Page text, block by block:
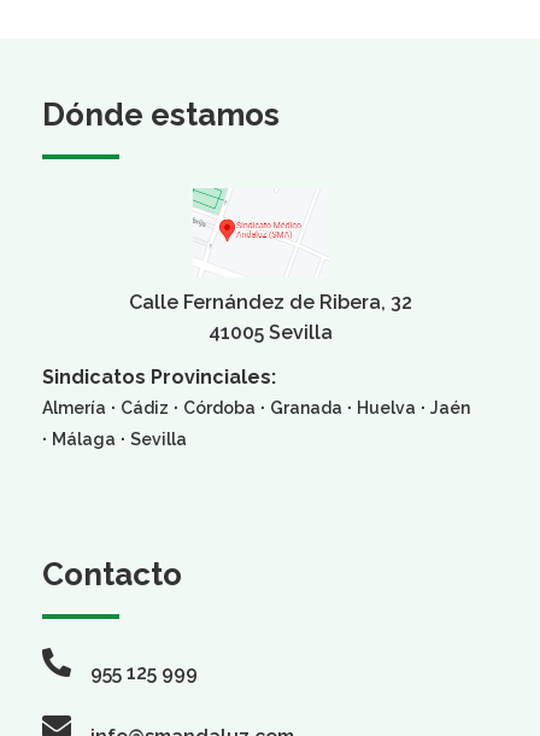
Dónde estamos
Calle Fernández de Ribera, 32
41005 Sevilla
Sindicatos Provinciales:
Almería · Cádiz · Córdoba · Granada · Huelva · Jaén
· Málaga · Sevilla
Contacto
955 125 999